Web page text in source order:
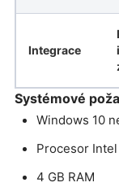
Integrace
Systémové
Windows 10
Procesor
4 GB RAM